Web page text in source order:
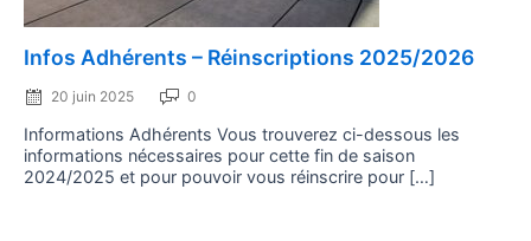
Infos Adhérents – Réinscriptions 2025/2026
on
20 juin 2025 0
Informations Adhérents Vous trouverez ci-dessous les
informations nécessaires pour cette fin de saison
2024/2025 et pour pouvoir vous réinscrire pour […]